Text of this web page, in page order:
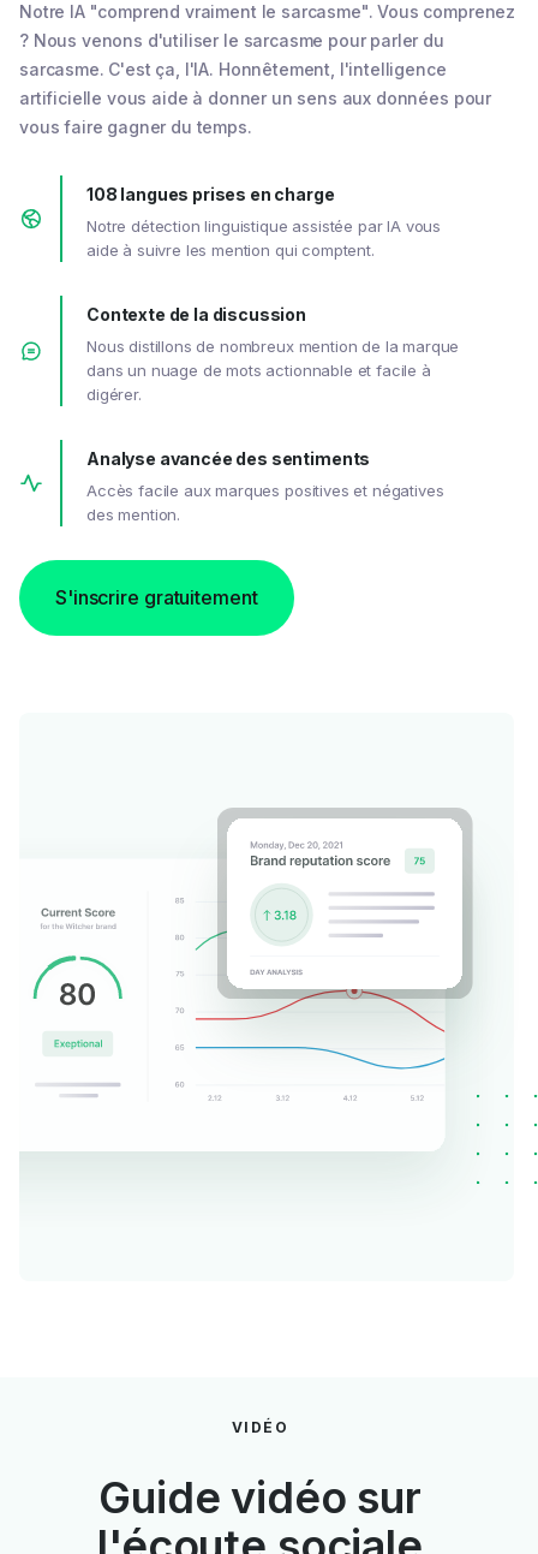
Notre IA "comprend vraiment le sarcasme". Vous comprenez
? Nous venons d'utiliser le sarcasme pour parler du
sarcasme. C'est ça, l'IA. Honnêtement, l'intelligence
artificielle vous aide à donner un sens aux données pour
vous faire gagner du temps.
108 langues prises en charge
Notre détection linguistique assistée par IA vous
aide à suivre les mention qui comptent.
Contexte de la discussion
Nous distillons de nombreux mention de la marque
dans un nuage de mots actionnable et facile à
digérer.
Analyse avancée des sentiments
Accès facile aux marques positives et négatives
des mention.
S'inscrire gratuitement
VIDÉO
Guide vidéo sur